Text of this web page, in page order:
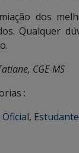
dos
Qualquer
CGE-MS
:
,